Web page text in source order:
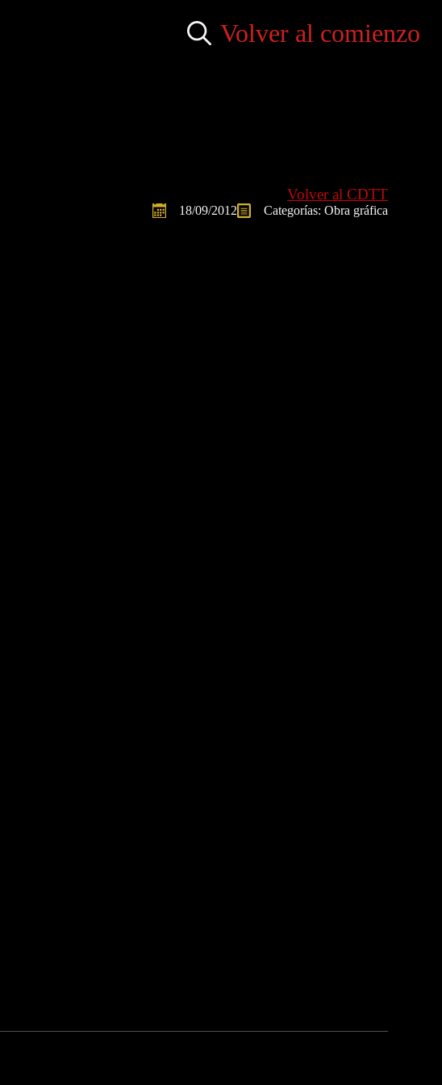
Volver al comienzo
Volver al CDTT
18/09/2012 Categorías: Obra gráfica